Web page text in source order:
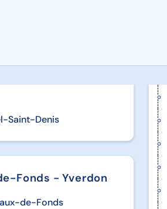
Saint-Denis
Fonds - Yverdon
de-Fonds